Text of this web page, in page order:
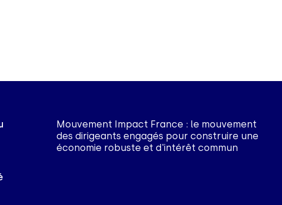
Mouvement Impact France : le mouvement
des dirigeants engagés pour construire une
économie robuste et d'intérêt commun